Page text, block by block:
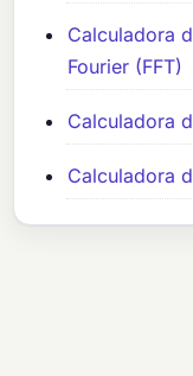
Calculadora
Fourier (FFT)
Calculadora
Calculadora